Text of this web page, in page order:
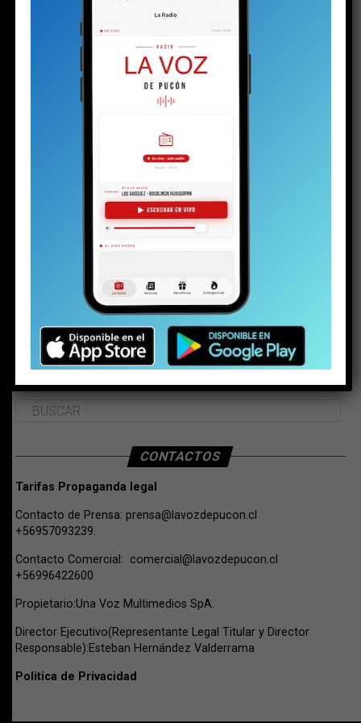
CONTACTOS
Tarifas Propaganda legal
Contacto de Prensa: prensa@lavozdepucon.cl
+56957093239.
Contacto Comercial: comercial@lavozdepucon.cl
+56996422600
Propietario:Una Voz Multimedios SpA.
Director Ejecutivo(Representante Legal Titular y Director
Responsable):Esteban Hernández Valderrama
Politica de Privacidad